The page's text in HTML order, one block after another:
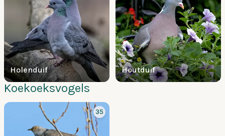
Holenduif Houtduif
Koekoeksvogels
35